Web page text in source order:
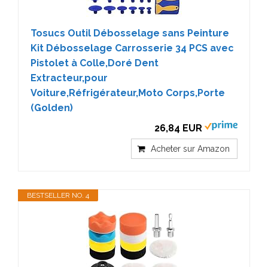
Tosucs Outil Débosselage sans Peinture
Kit Débosselage Carrosserie 34 PCS avec
Pistolet à Colle,Doré Dent
Extracteur,pour
Voiture,Réfrigérateur,Moto Corps,Porte
(Golden)
26,84 EUR
Acheter sur Amazon
BESTSELLER NO. 4